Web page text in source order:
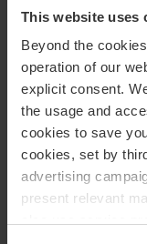
This website uses
Beyond the
operation of our
explicit consent.
the usage and
cookies to save
cookies, set by
advertising
present relevant
Använda
eller annan
Manipulera
eller
Du förbinder dig
göra något av
vidta åtgärder,
konto, vid